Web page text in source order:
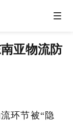
亚物流防
环节被“隐